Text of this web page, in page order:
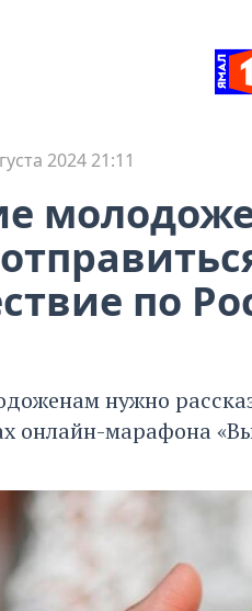
2024 21:11
по
нужно
онлайн-марафона